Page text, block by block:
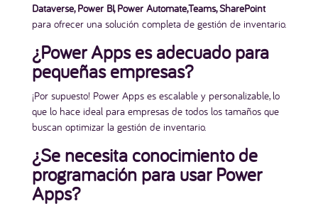
Dataverse, Power BI, Power Automate,Teams, SharePoint
para ofrecer una solución completa de gestión de inventario.
¿Power Apps es adecuado para
pequeñas empresas?
¡Por supuesto! Power Apps es escalable y personalizable, lo
que lo hace ideal para empresas de todos los tamaños que
buscan optimizar la gestión de inventario.
¿Se necesita conocimiento de
programación para usar Power
Apps?